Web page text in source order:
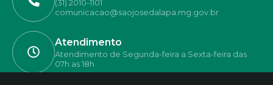
(31) 2010-1101
comunicacao@saojosedalapa.mg.gov.br
Atendimento
Atendimento de Segunda-feira a Sexta-feira das
07h as 18h